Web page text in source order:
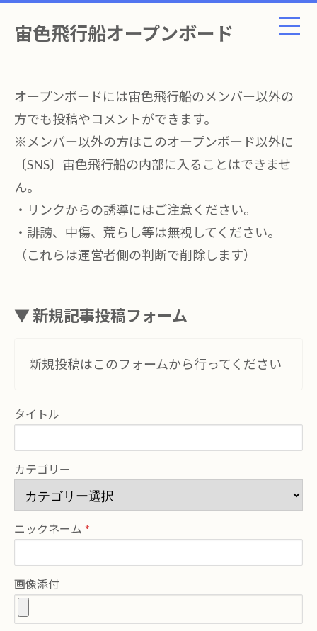
宙色飛行船オープンボード
オープンボードには宙色飛行船のメンバー以外の
方でも投稿やコメントができます。
※メンバー以外の方はこのオープンボード以外に
〔SNS〕宙色飛行船の内部に入ることはできませ
ん。
・リンクからの誘導にはご注意ください。
・誹謗、中傷、荒らし等は無視してください。
（これらは運営者側の判断で削除します）
▼ 新規記事投稿フォーム
新規投稿はこのフォームから行ってください
タイトル
カテゴリー
ニックネーム
画像添付